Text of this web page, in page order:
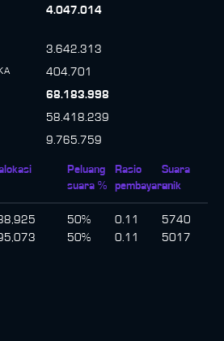
4.047.014
3.642.313
404.701
68.183.998
58.418.239
9.765.759
Peluang
suara %
Rasio
pembayaran
Suara
unik
50% 0.11
5740
50% 0.11 5017